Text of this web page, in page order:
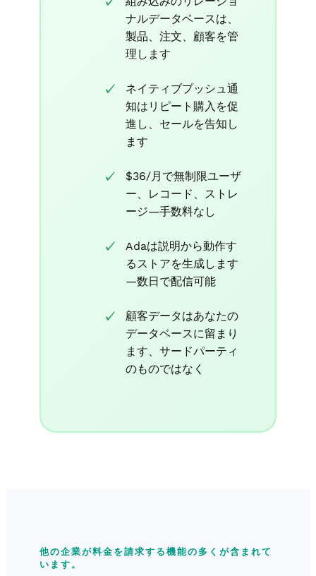
ナルデータベースは、
製品、注文、顧客を管
理します
ネイティブプッシュ通
知はリピート購入を促
進し、セールを告知し
ます
$36/月で無制限ユーザ
ー、レコード、ストレ
ージ—手数料なし
Adaは説明から動作す
るストアを生成します
—数日で配信可能
顧客データはあなたの
データベースに留まり
ます、サードパーティ
のものではなく
他の企業が料金を請求する機能の多くが含まれて
います。